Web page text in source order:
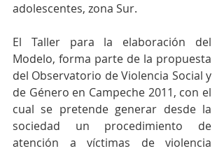
adolescentes, zona Sur.
El Taller para la elaboración del
Modelo, forma parte de la propuesta
del Observatorio de Violencia Social y
de Género en Campeche 2011, con el
cual se pretende generar desde la
sociedad un procedimiento de
atención a víctimas de violencia